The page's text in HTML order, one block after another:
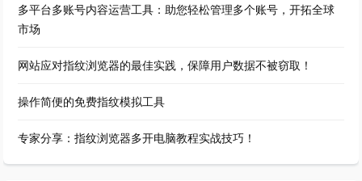
多平台多账号内容运营工具：助您轻松管理多个账号，开拓全球
市场
网站应对指纹浏览器的最佳实践，保障用户数据不被窃取！
操作简便的免费指纹模拟工具
专家分享：指纹浏览器多开电脑教程实战技巧！